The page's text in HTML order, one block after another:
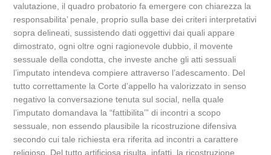
valutazione, il quadro probatorio fa emergere con chiarezza la
responsabilita’ penale, proprio sulla base dei criteri interpretativi
sopra delineati, sussistendo dati oggettivi dai quali appare
dimostrato, ogni oltre ogni ragionevole dubbio, il movente
sessuale della condotta, che investe anche gli atti sessuali
l’imputato intendeva compiere attraverso l’adescamento. Del
tutto correttamente la Corte d’appello ha valorizzato in senso
negativo la conversazione tenuta sul social, nella quale
l’imputato domandava la “fattibilita’” di incontri a scopo
sessuale, non essendo plausibile la ricostruzione difensiva
secondo cui tale richiesta era riferita ad incontri a carattere
religioso. Del tutto artificiosa risulta, infatti, la ricostruzione